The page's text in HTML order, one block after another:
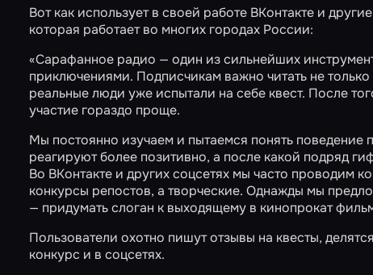
Вот как использует в своей работе ВКонтакте и
которая работает во многих городах России:
«Сарафанное радио — один из сильнейших
приключениями. Подписчикам важно читать не
реальные люди уже испытали на себе квест. После
участие гораздо проще.
Мы постоянно изучаем и пытаемся понять поведение
реагируют более позитивно, а после какой подряд
Во ВКонтакте и других соцсетях мы часто проводим
конкурсы репостов, а творческие. Однажды мы
— придумать слоган к выходящему в кинопрокат
Пользователи охотно пишут отзывы на квесты,
конкурс и в соцсетях.